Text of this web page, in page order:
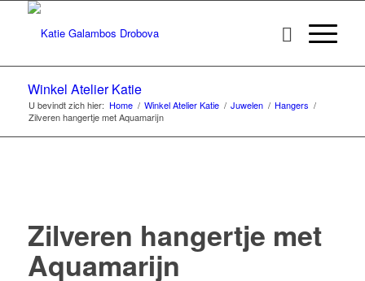
Winkel Atelier Katie
U bevindt zich hier: Home / Winkel Atelier Katie / Juwelen / Hangers /
Zilveren hangertje met Aquamarijn
Zilveren hangertje met
Aquamarijn